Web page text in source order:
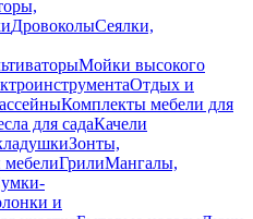
ДровоколыСеялки,
Мойки высокого
Отдых и
Комплекты мебели для
для садаКачели
Зонты,
мебелиГрилиМангалы,
и